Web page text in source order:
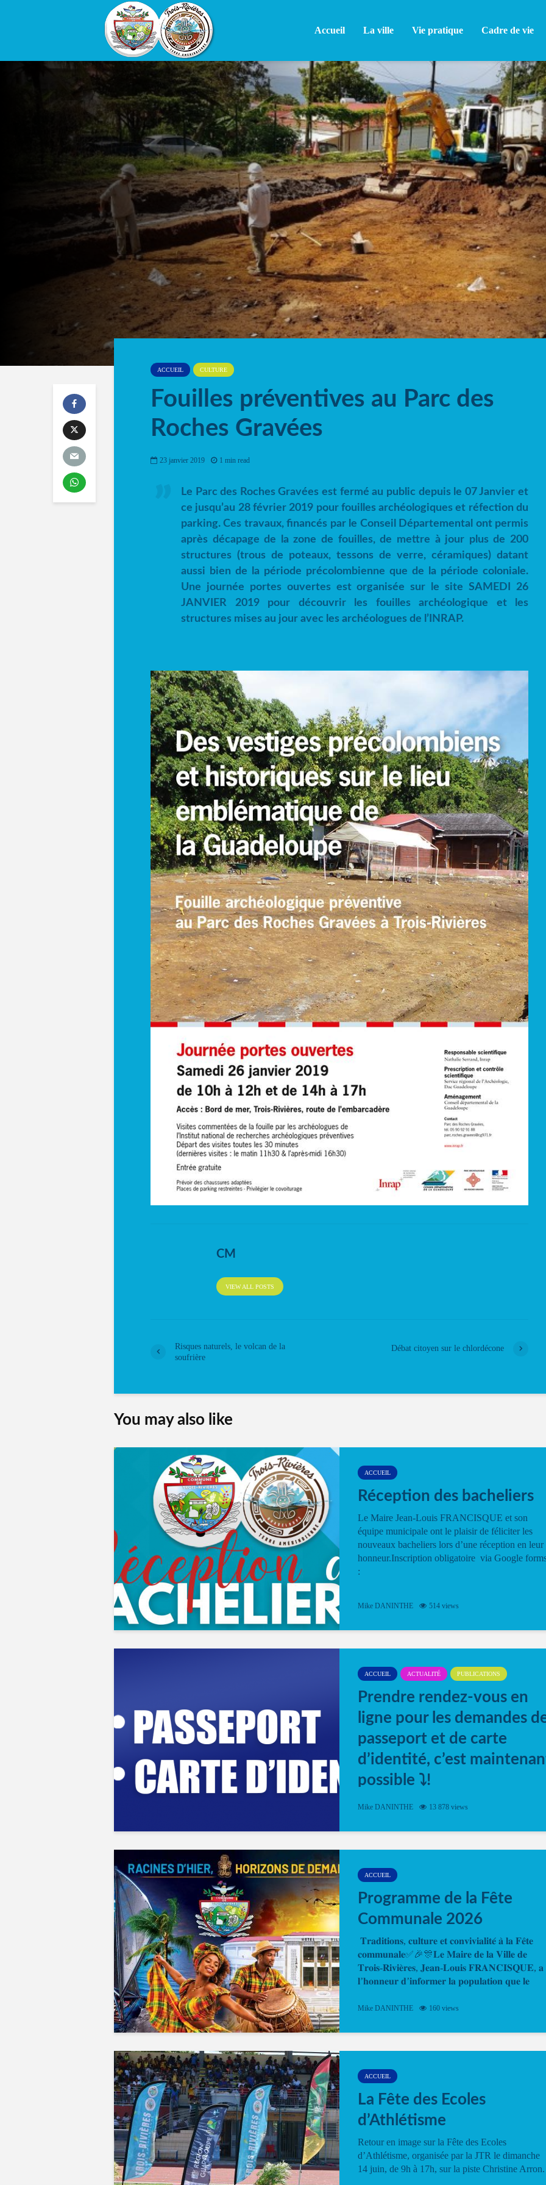
Accueil La ville Vie pratique Cadre de vie
ACCUEIL CULTURE
Fouilles préventives au Parc des
Roches Gravées
23 janvier 2019 1 min read
Le Parc des Roches Gravées est fermé au public depuis le 07 Janvier et
ce jusqu’au 28 février 2019 pour fouilles archéologiques et réfection du
parking. Ces travaux, financés par le Conseil Départemental ont permis
après décapage de la zone de fouilles, de mettre à jour plus de 200
structures (trous de poteaux, tessons de verre, céramiques) datant
aussi bien de la période précolombienne que de la période coloniale.
Une journée portes ouvertes est organisée sur le site SAMEDI 26
JANVIER 2019 pour découvrir les fouilles archéologique et les
structures mises au jour avec les archéologues de l’INRAP.
CM
VIEW ALL POSTS
Risques naturels, le volcan de la
soufrière
Débat citoyen sur le chlordécone
You may also like
ACCUEIL
Réception des bacheliers
Le Maire Jean-Louis FRANCISQUE et son
équipe municipale ont le plaisir de féliciter les
nouveaux bacheliers lors d’une réception en leur
honneur.Inscription obligatoire via Google
:
Mike DANINTHE 514 views
ACCUEIL ACTUALITÉ PUBLICATIONS
Prendre rendez-vous en
ligne pour les demandes
passeport et de carte
d’identité, c’est
possible ⤵️!
Désormais, il est possible de prendre rendez-
Mike DANINTHE 13 878 views
ACCUEIL
Programme de la Fête
Communale 2026
𝐓𝐫𝐚𝐝𝐢𝐭𝐢𝐨𝐧𝐬, 𝐜𝐮𝐥𝐭𝐮𝐫𝐞 𝐞𝐭 𝐜𝐨𝐧𝐯𝐢𝐯𝐢𝐚𝐥𝐢𝐭𝐞́ 𝐚̀ 𝐥𝐚 𝐅𝐞̂𝐭𝐞
𝐜𝐨𝐦𝐦𝐮𝐧𝐚𝐥𝐞✅🎉🎊𝐋𝐞 𝐌𝐚𝐢𝐫𝐞 𝐝𝐞 𝐥𝐚 𝐕𝐢𝐥𝐥𝐞 𝐝𝐞
𝐓𝐫𝐨𝐢𝐬-𝐑𝐢𝐯𝐢𝐞̀𝐫𝐞𝐬, 𝐉𝐞𝐚𝐧-𝐋𝐨𝐮𝐢𝐬 𝐅𝐑𝐀𝐍𝐂𝐈𝐒𝐐𝐔𝐄, 𝐚
𝐥’𝐡𝐨𝐧𝐧𝐞𝐮𝐫 𝐝’𝐢𝐧𝐟𝐨𝐫𝐦𝐞𝐫 𝐥𝐚 𝐩𝐨𝐩𝐮𝐥𝐚𝐭𝐢𝐨𝐧 𝐪𝐮𝐞 𝐥𝐞
Mike DANINTHE 160 views
ACCUEIL
La Fête des Ecoles
d’Athlétisme
Retour en image sur la Fête des Ecoles
d’Athlétisme, organisée par la JTR le dimanche
14 juin, de 9h à 17h, sur la piste Christine Arron.